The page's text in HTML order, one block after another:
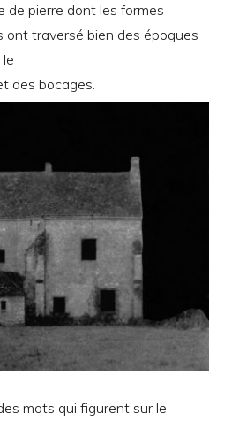
de pierre dont les formes
ont traversé bien des époques
des bocages.
mots qui figurent sur le